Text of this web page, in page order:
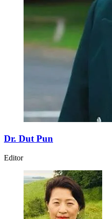
Dr. Dut Pun
Editor